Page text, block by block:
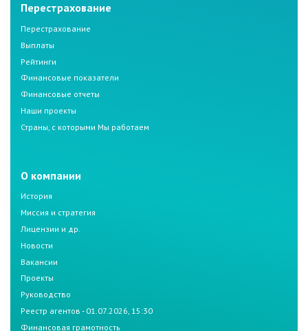
Перестрахование
Перестрахование
Выплаты
Рейтинги
Финансовые показатели
Финансовые отчеты
Наши проекты
Страны, с которыми Мы работаем
О компании
История
Миссия и стратегия
Лицензии и др.
Новости
Вакансии
Проекты
Руководство
Реестр агентов - 01.07.2026, 15:30
Финансовая грамотность